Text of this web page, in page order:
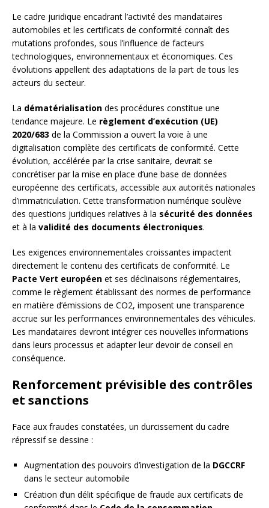
Le cadre juridique encadrant l’activité des mandataires
automobiles et les certificats de conformité connaît des
mutations profondes, sous l’influence de facteurs
technologiques, environnementaux et économiques. Ces
évolutions appellent des adaptations de la part de tous les
acteurs du secteur.
La dématérialisation des procédures constitue une
tendance majeure. Le règlement d’exécution (UE)
2020/683 de la Commission a ouvert la voie à une
digitalisation complète des certificats de conformité. Cette
évolution, accélérée par la crise sanitaire, devrait se
concrétiser par la mise en place d’une base de données
européenne des certificats, accessible aux autorités nationales
d’immatriculation. Cette transformation numérique soulève
des questions juridiques relatives à la sécurité des données
et à la validité des documents électroniques.
Les exigences environnementales croissantes impactent
directement le contenu des certificats de conformité. Le
Pacte Vert européen et ses déclinaisons réglementaires,
comme le règlement établissant des normes de performance
en matière d’émissions de CO2, imposent une transparence
accrue sur les performances environnementales des véhicules.
Les mandataires devront intégrer ces nouvelles informations
dans leurs processus et adapter leur devoir de conseil en
conséquence.
Renforcement prévisible des contrôles
et sanctions
Face aux fraudes constatées, un durcissement du cadre
répressif se dessine :
Augmentation des pouvoirs d’investigation de la DGCCRF
dans le secteur automobile
Création d’un délit spécifique de fraude aux certificats de